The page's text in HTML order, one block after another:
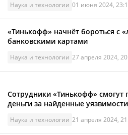
Наука и технологии 01 июня 2024,
«Тинькофф» начнёт бороться с
банковскими картами
Наука и технологии 27 апреля 2024,
Сотрудники «Тинькофф» смогут
деньги за найденные уязвимости
Наука и технологии 21 апреля 2024,